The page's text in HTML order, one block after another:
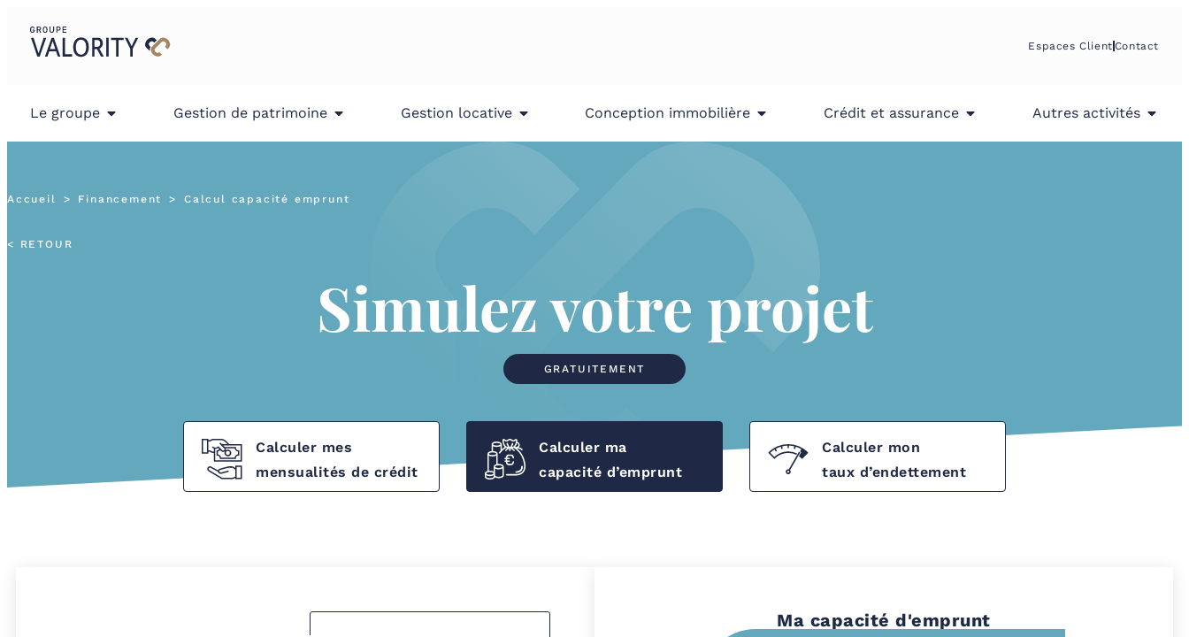
Espaces Client Contact
Le groupe Gestion de patrimoine Gestion locative Conception immobilière Crédit et assurance Autres activités
Accueil Financement Calcul capacité emprunt
< RETOUR
Simulez votre projet
GRATUITEMENT
Calculer mes
mensualités de crédit
Calculer ma
capacité d’emprunt
Calculer mon
taux d’endettement
Ma capacité d'emprunt